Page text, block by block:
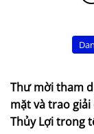
Thư mời tham
mặt và trao
Thủy Lợi trong